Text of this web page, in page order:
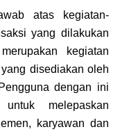
atas kegiatan-
yang dilakukan
kegiatan
disediakan oleh
dengan ini
melepaskan
karyawan dan